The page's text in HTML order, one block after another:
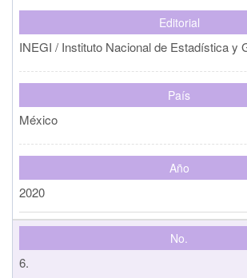
Editorial
INEGI / Instituto Nacional de Estadística y
País
México
Año
2020
No.
6.